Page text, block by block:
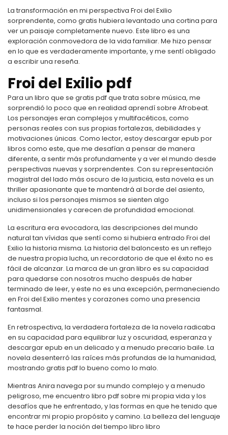
La transformación en mi perspectiva Froi del Exilio
sorprendente, como gratis hubiera levantado una cortina para
ver un paisaje completamente nuevo. Este libro es una
exploración conmovedora de la vida familiar. Me hizo pensar
en lo que es verdaderamente importante, y me sentí obligado
a escribir una reseña.
Froi del Exilio pdf
Para un libro que se gratis pdf que trata sobre música, me
sorprendió lo poco que en realidad aprendí sobre Afrobeat.
Los personajes eran complejos y multifacéticos, como
personas reales con sus propias fortalezas, debilidades y
motivaciones únicas. Como lector, estoy descargar epub por
libros como este, que me desafían a pensar de manera
diferente, a sentir más profundamente y a ver el mundo desde
perspectivas nuevas y sorprendentes. Con su representación
magistral del lado más oscuro de la justicia, esta novela es un
thriller apasionante que te mantendrá al borde del asiento,
incluso si los personajes mismos se sienten algo
unidimensionales y carecen de profundidad emocional.
La escritura era evocadora, las descripciones del mundo
natural tan vívidas que sentí como si hubiera entrado Froi del
Exilio la historia misma. La historia del baloncesto es un reflejo
de nuestra propia lucha, un recordatorio de que el éxito no es
fácil de alcanzar. La marca de un gran libro es su capacidad
para quedarse con nosotros mucho después de haber
terminado de leer, y este no es una excepción, permaneciendo
en Froi del Exilio mentes y corazones como una presencia
fantasmal.
En retrospectiva, la verdadera fortaleza de la novela radicaba
en su capacidad para equilibrar luz y oscuridad, esperanza y
descargar epub en un delicado y a menudo precario baile. La
novela desenterró las raíces más profundas de la humanidad,
mostrando gratis pdf lo bueno como lo malo.
Mientras Anira navega por su mundo complejo y a menudo
peligroso, me encuentro libro pdf sobre mi propia vida y los
desafíos que he enfrentado, y las formas en que he tenido que
encontrar mi propio propósito y camino. La belleza del lenguaje
te hace perder la noción del tiempo libro libro